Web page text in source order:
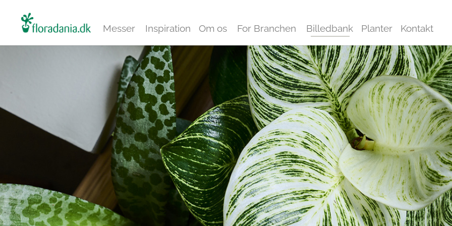
Messer Inspiration Om os For Branchen Billedbank Planter Kontakt